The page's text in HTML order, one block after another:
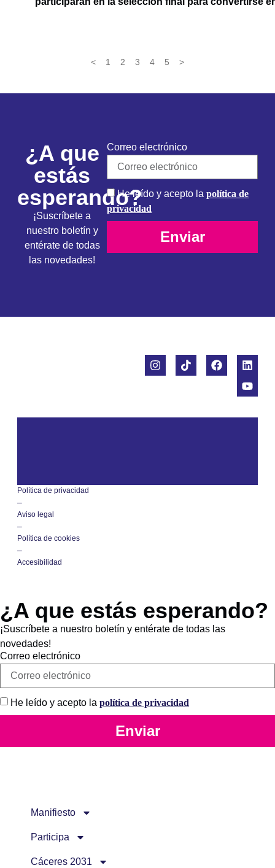
< 1 2 3 4 5 >
¿A que
estás
esperando?
¡Suscríbete a
nuestro boletín y
entérate de todas
las novedades!
Correo electrónico
He leído y acepto lapolítica de
privacidad
Enviar
Política de privacidad
–
Aviso legal
–
Política de cookies
–
Accesibilidad
¿A que estás esperando?
¡Suscríbete a nuestro boletín y entérate de todas las
novedades!
Correo electrónico
He leído y acepto la política de privacidad
Enviar
Manifiesto
Participa
Cáceres 2031